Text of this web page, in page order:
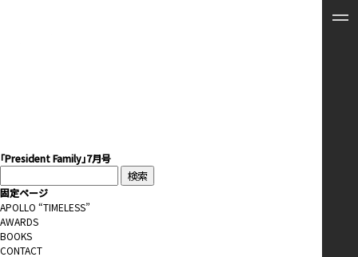
「President Family」7月号
索:
固定ページ
APOLLO “TIMELESS”
AWARDS
BOOKS
CONTACT